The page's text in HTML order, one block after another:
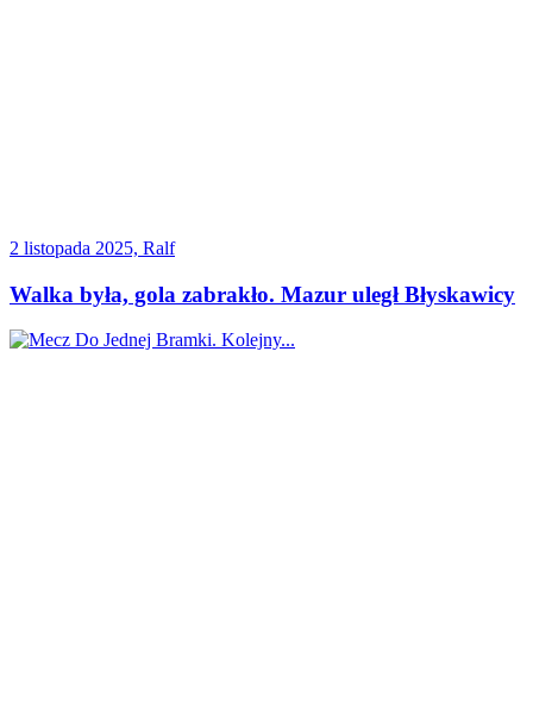
2 listopada 2025, Ralf
Walka była, gola zabrakło. Mazur uległ Błyskawicy